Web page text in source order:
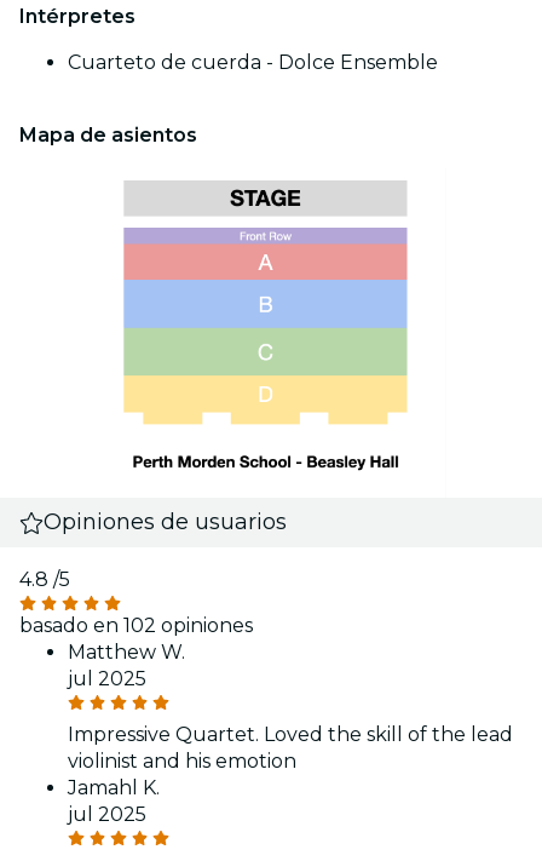
Intérpretes
Cuarteto de cuerda - Dolce Ensemble
Mapa de asientos
Opiniones de usuarios
4.8 /5
basado en 102 opiniones
Matthew W.
jul 2025
Impressive Quartet. Loved the skill of the lead
violinist and his emotion
Jamahl K.
jul 2025